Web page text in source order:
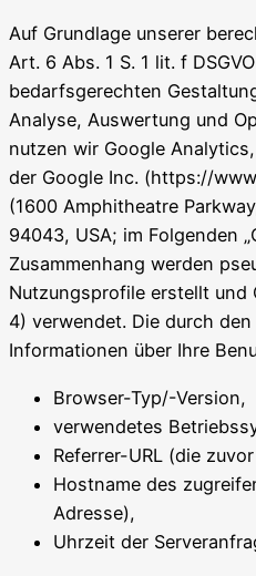
Auf Grundlage unserer
Art. 6 Abs. 1 S. 1 lit. f
bedarfsgerechten
Analyse, Auswertung und
nutzen wir Google
der Google Inc. (https://
(1600 Amphitheatre
94043, USA; im Folgenden
Zusammenhang werden
Nutzungsprofile erstellt und
4) verwendet. Die durch
Informationen über Ihre
Browser-Typ/-Version,
verwendetes
Referrer-URL (die
Hostname des
Adresse),
Uhrzeit der